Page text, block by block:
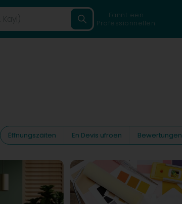
Fannt een
Professionnellen
Ëffnungszäiten En Devis ufroen Bewertungen